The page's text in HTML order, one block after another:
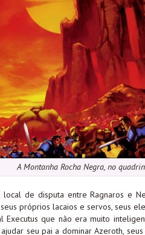
A Montanha Rocha Negra, no
de disputa entre Ragnaros e
próprios lacaios e servos, seus
Executus que não era muito
seu pai a dominar Azeroth,